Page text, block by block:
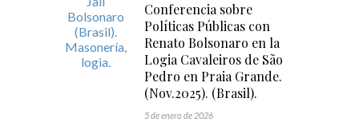
Conferencia sobre
Políticas Públicas con
Renato Bolsonaro en la
Logia Cavaleiros de São
Pedro en Praia Grande.
(Nov.2025). (Brasil).
5 de enero de 2026